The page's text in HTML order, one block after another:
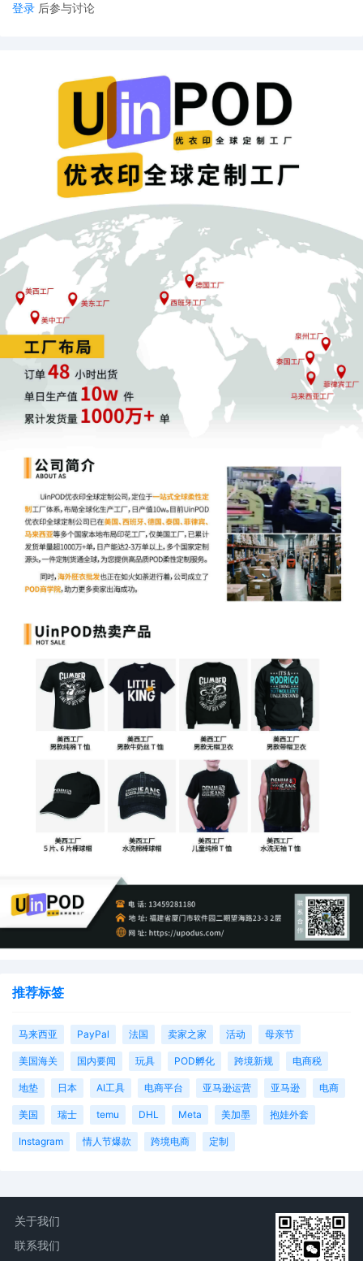
登录 后参与讨论
推荐标签
马来西亚 PayPal 法国 卖家之家 活动 母亲节
美国海关 国内要闻 玩具 POD孵化 跨境新规 电商税
地垫 日本 AI工具 电商平台 亚马逊运营 亚马逊 电商
美国 瑞士 temu DHL Meta 美加墨 抱娃外套
Instagram 情人节爆款 跨境电商 定制
关于我们
联系我们